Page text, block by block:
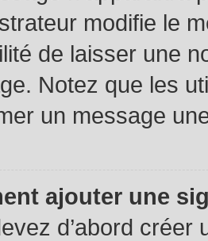
modifie le
de laisser une
Notez que les
un message
ajouter une
d’abord